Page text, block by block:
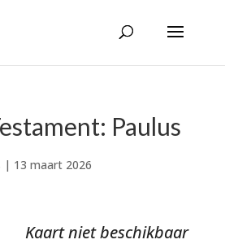
Paulus
| 13 maart 2026
Kaart niet beschikbaar